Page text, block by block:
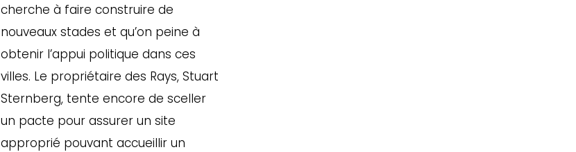
cherche à faire construire de
nouveaux stades et qu’on peine à
obtenir l’appui politique dans ces
villes. Le propriétaire des Rays, Stuart
Sternberg, tente encore de sceller
un pacte pour assurer un site
approprié pouvant accueillir un